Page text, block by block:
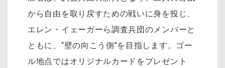
から自由を取り戻すための戦いに身を投じ、
エレン・イェーガーら調査兵団のメンバーと
ともに、“壁の向こう側”を目指します。ゴー
ル地点ではオリジナルカードをプレゼント